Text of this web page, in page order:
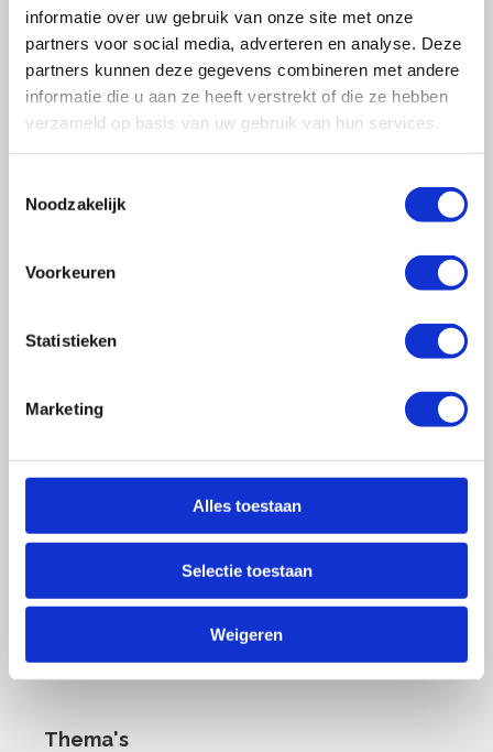
informatie over uw gebruik van onze site met onze
partners voor social media, adverteren en analyse. Deze
partners kunnen deze gegevens combineren met andere
informatie die u aan ze heeft verstrekt of die ze hebben
verzameld op basis van uw gebruik van hun services.
Noodzakelijk
Voorkeuren
Statistieken
Marketing
Alles toestaan
Selectie toestaan
Weigeren
Basisberoepsopleiding (voorheen schilder)
Niveau 3:
Vakopleiding (voorheen gezel)
Niveau 4:
Middenkaderopleiding
Download de cao
Thema's